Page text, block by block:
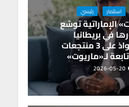
استثمار رئيسي
الإماراتية توسّع
في بريطانيا
بالاستحواذ على 3 منتجعات
لـ«ماريوت»
2026-05-20